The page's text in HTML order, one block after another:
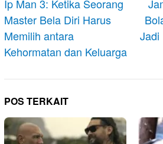
Ip Man 3: Ketika Seorang
Master Bela Diri Harus
Memilih antara
Kehormatan dan Keluarga
Jadi
POS TERKAIT